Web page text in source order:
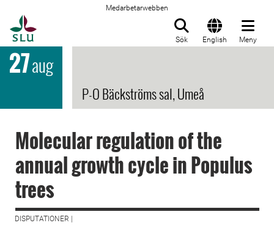
Medarbetarwebben
Sök English Meny
27aug
P-O Bäckströms sal, Umeå
Molecular regulation of the
annual growth cycle in Populus
trees
DISPUTATIONER |